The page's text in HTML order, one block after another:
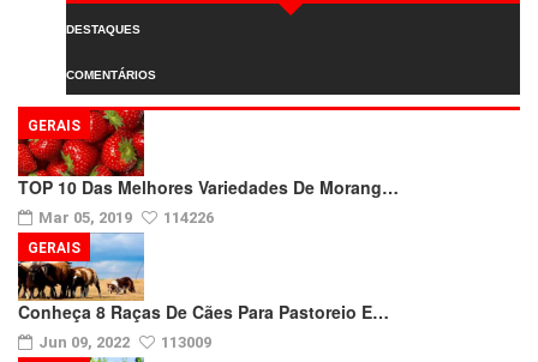
DESTAQUES
COMENTÁRIOS
TOP 10 Das Melhores Variedades De Morang…
Mar 05, 2019 114226
GERAIS
Conheça 8 Raças De Cães Para Pastoreio E…
Jun 09, 2022 113009
GERAIS